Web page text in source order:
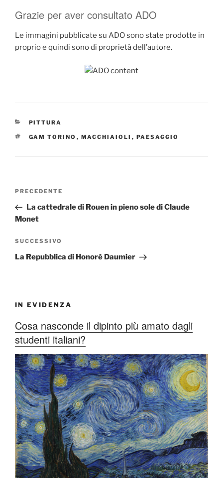
Grazie per aver consultato ADO
Le immagini pubblicate su ADO sono state prodotte in
proprio e quindi sono di proprietà dell’autore.
CATEGORIE
PITTURA
TAG
GAM TORINO , MACCHIAIOLI , PAESAGGIO
Navigazione
Articolo
precedente:
PRECEDENTE
La cattedrale di Rouen in pieno sole di Claude
Monet
Articolo
successivo
SUCCESSIVO
La Repubblica di Honoré Daumier
IN EVIDENZA
Cosa nasconde il dipinto più amato dagli
studenti italiani?